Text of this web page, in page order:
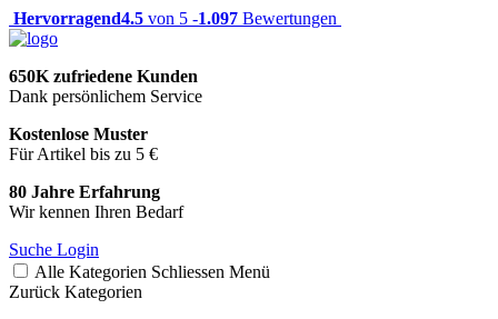
Hervorragend4.5 von 5 -1.097 Bewertungen
650K zufriedene Kunden
Dank persönlichem Service
Kostenlose Muster
Für Artikel bis zu 5 €
80 Jahre Erfahrung
Wir kennen Ihren Bedarf
Suche Login
Alle Kategorien Schliessen Menü
Zurück Kategorien